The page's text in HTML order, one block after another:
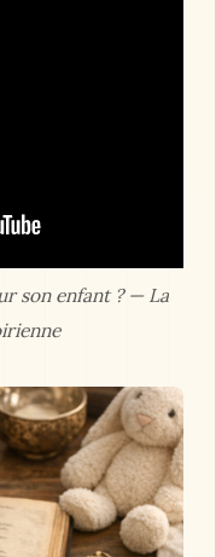
son enfant ? — La